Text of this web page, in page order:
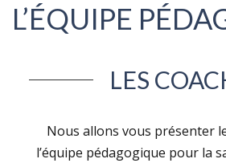
L’ÉQUIPE
LES
Nous allons vous présenter
l’équipe pédagogique pour la